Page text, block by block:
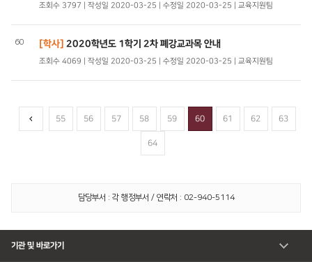
조회수 3797 | 작성일 2020-03-25 | 수정일 2020-03-25 | 교육지원팀
60 [학사] 2020학년도 1학기 2차 폐강교과목 안내
조회수 4069 | 작성일 2020-03-25 | 수정일 2020-03-25 | 교육지원팀
55 56 57 58 59 60 61 62 63
64
담당부서 : 각 행정부서 / 연락처 : 02-940-5114
기관 및 바로가기